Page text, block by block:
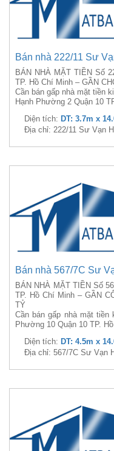
Bán nhà 222/11 Sư
BÁN NHÀ MẶT TIỀN Số
TP. Hồ Chí Minh – GẦN
Cần bán gấp nhà mặt tiền
Hạnh Phường 2 Quận 10
Diện tích: DT: 3.7m x
Địa chỉ: 222/11 Sư Vạn
Bán nhà 567/7C Sư
BÁN NHÀ MẶT TIỀN Số
TP. Hồ Chí Minh – GẦN
TỶ
Cần bán gấp nhà mặt tiền
Phường 10 Quận 10 TP.
Diện tích: DT: 4.5m x
Địa chỉ: 567/7C Sư Vạn